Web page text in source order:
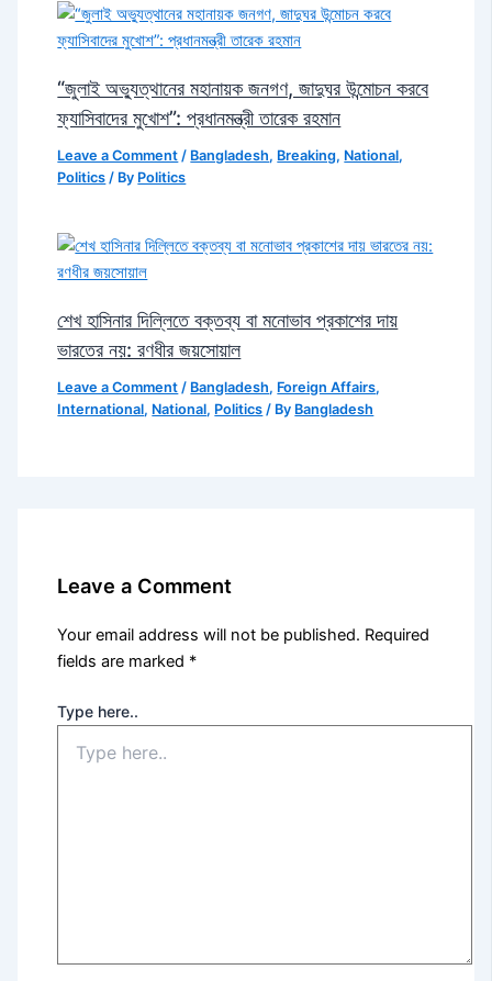
“জুলাই অভ্যুত্থানের মহানায়ক জনগণ, জাদুঘর উন্মোচন করবে
ফ্যাসিবাদের মুখোশ”: প্রধানমন্ত্রী তারেক রহমান
Leave a Comment / Bangladesh, Breaking, National,
Politics / By Politics
শেখ হাসিনার দিল্লিতে বক্তব্য বা মনোভাব প্রকাশের দায়
ভারতের নয়: রণধীর জয়সোয়াল
Leave a Comment / Bangladesh, Foreign Affairs,
International, National, Politics / By Bangladesh
Leave a Comment
Your email address will not be published. Required
fields are marked *
Type here..